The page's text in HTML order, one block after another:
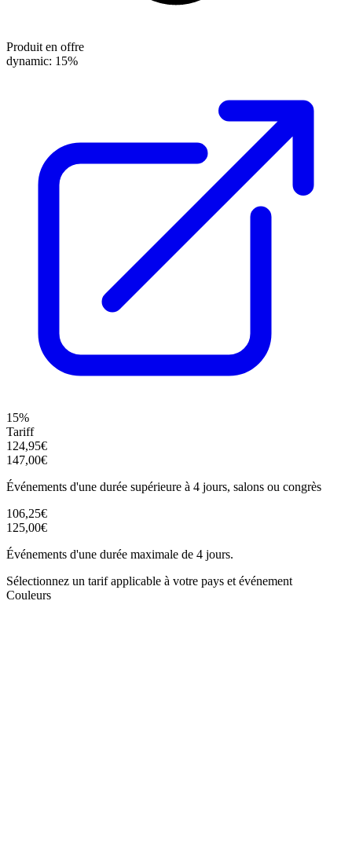
Produit en offre
dynamic: 15%
15%
Tariff
124,95€
147,00€
Événements d'une durée supérieure à 4 jours, salons ou congrès
106,25€
125,00€
Événements d'une durée maximale de 4 jours.
Sélectionnez un tarif applicable à votre pays et événement
Couleurs